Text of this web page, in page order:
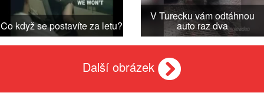
Co když se postavíte za letu?
V Turecku vám odtáhnou
auto raz dva
Další obrázek